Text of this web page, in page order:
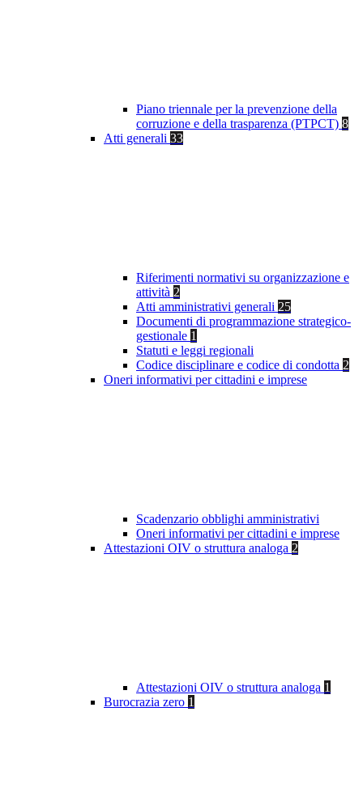
Piano triennale per la prevenzione della
corruzione e della trasparenza (PTPCT) 8
Atti generali 33
Riferimenti normativi su organizzazione e
attività 2
Atti amministrativi generali 25
Documenti di programmazione strategico-
gestionale 1
Statuti e leggi regionali
Codice disciplinare e codice di condotta 2
Oneri informativi per cittadini e imprese
Scadenzario obblighi amministrativi
Oneri informativi per cittadini e imprese
Attestazioni OIV o struttura analoga 2
Attestazioni OIV o struttura analoga 1
Burocrazia zero 1